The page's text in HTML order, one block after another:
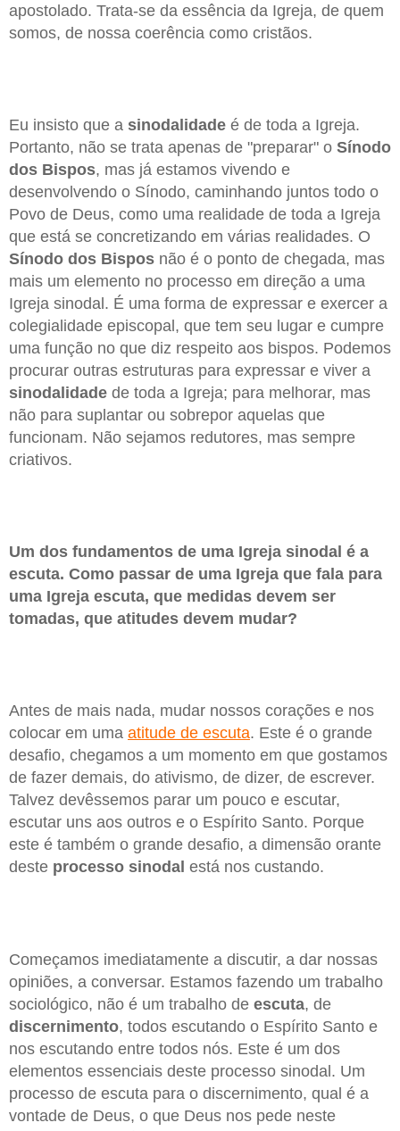
apostolado. Trata-se da essência da Igreja, de quem
somos, de nossa coerência como cristãos.
Eu insisto que a sinodalidade é de toda a Igreja.
Portanto, não se trata apenas de "preparar" o Sínodo
dos Bispos, mas já estamos vivendo e
desenvolvendo o Sínodo, caminhando juntos todo o
Povo de Deus, como uma realidade de toda a Igreja
que está se concretizando em várias realidades. O
Sínodo dos Bispos não é o ponto de chegada, mas
mais um elemento no processo em direção a uma
Igreja sinodal. É uma forma de expressar e exercer a
colegialidade episcopal, que tem seu lugar e cumpre
uma função no que diz respeito aos bispos. Podemos
procurar outras estruturas para expressar e viver a
sinodalidade de toda a Igreja; para melhorar, mas
não para suplantar ou sobrepor aquelas que
funcionam. Não sejamos redutores, mas sempre
criativos.
Um dos fundamentos de uma Igreja sinodal é a
escuta. Como passar de uma Igreja que fala para
uma Igreja escuta, que medidas devem ser
tomadas, que atitudes devem mudar?
Antes de mais nada, mudar nossos corações e nos
colocar em uma atitude de escuta. Este é o grande
desafio, chegamos a um momento em que gostamos
de fazer demais, do ativismo, de dizer, de escrever.
Talvez devêssemos parar um pouco e escutar,
escutar uns aos outros e o Espírito Santo. Porque
este é também o grande desafio, a dimensão orante
deste processo sinodal está nos custando.
Começamos imediatamente a discutir, a dar nossas
opiniões, a conversar. Estamos fazendo um trabalho
sociológico, não é um trabalho de escuta, de
discernimento, todos escutando o Espírito Santo e
nos escutando entre todos nós. Este é um dos
elementos essenciais deste processo sinodal. Um
processo de escuta para o discernimento, qual é a
vontade de Deus, o que Deus nos pede neste